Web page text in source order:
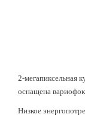
2-мегапиксельная
оснащена
Низкое